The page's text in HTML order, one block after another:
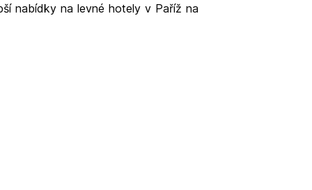
nabídky na levné hotely v Paříž na